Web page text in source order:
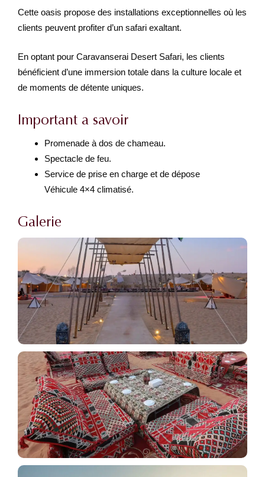
Cette oasis propose des installations exceptionnelles où les
clients peuvent profiter d’un safari exaltant.
En optant pour Caravanserai Desert Safari, les clients
bénéficient d’une immersion totale dans la culture locale et
de moments de détente uniques.
Important a savoir
Promenade à dos de chameau.
Spectacle de feu.
Service de prise en charge et de dépose
Véhicule 4×4 climatisé.
Galerie